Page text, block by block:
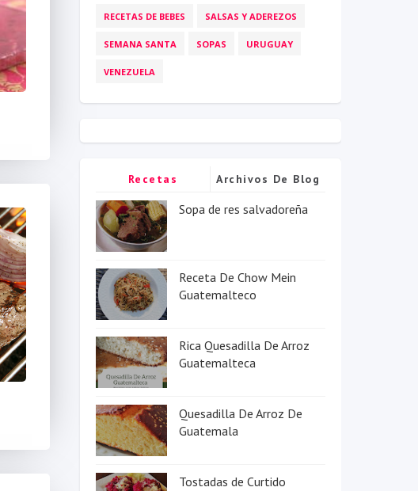
RECETAS DE BEBES SALSAS Y ADEREZOS
SEMANA SANTA SOPAS URUGUAY
VENEZUELA
Recetas
Populares
Archivos De Blog
Sopa de res salvadoreña
Receta De Chow Mein
Guatemalteco
Rica Quesadilla De Arroz
Guatemalteca
Quesadilla De Arroz De
Guatemala
Tostadas de Curtido